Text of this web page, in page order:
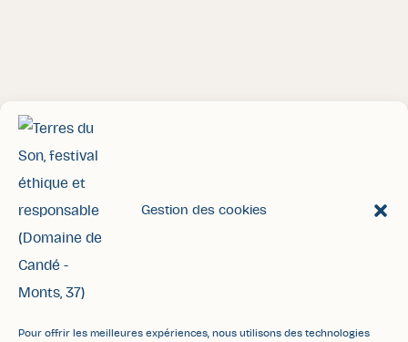
Gestion des cookies
Pour offrir les meilleures expériences, nous utilisons des technologies
Accueil
Espace pro/presse
Mentions légales Politique de confidentialité